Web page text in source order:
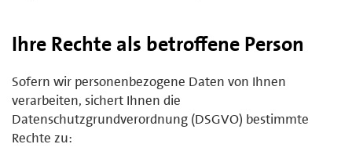
Ihre Rechte als betroffene Person
Sofern wir personenbezogene Daten von Ihnen
verarbeiten, sichert Ihnen die
Datenschutzgrundverordnung (DSGVO) bestimmte
Rechte zu: